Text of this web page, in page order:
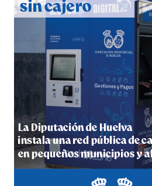
4º DÍA DE LAS FIESTAS
hace 1 semana·Huelvatv